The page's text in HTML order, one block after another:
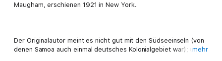
Maugham, erschienen 1921 in New York.
Der Originalautor meint es nicht gut mit den Südseeinseln (von
denen Samoa auch einmal deutsches Kolonialgebiet war); undmehr